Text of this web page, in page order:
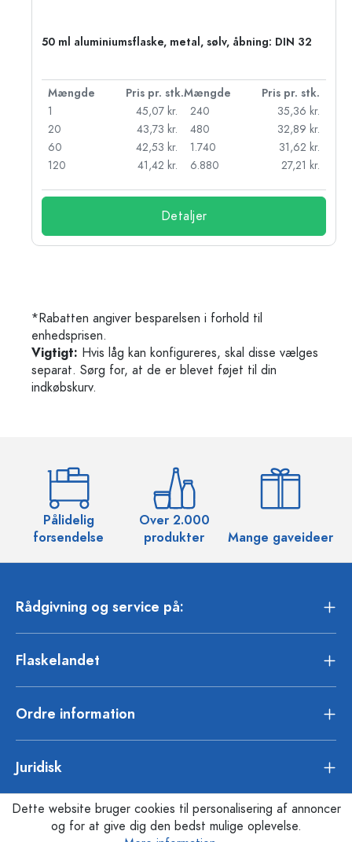
50 ml aluminiumsflaske, metal, sølv, åbning: DIN 32
Mængde Pris pr. stk.Mængde
Pris pr. stk.
1
45,07 kr.
20
43,73 kr.
60
42,53 kr.
120
41,42 kr.
240
35,36 kr.
480
32,89 kr.
1.740
31,62 kr.
6.880
27,21 kr.
Detaljer
*Rabatten angiver besparelsen i forhold til
enhedsprisen.
Vigtigt: Hvis låg kan konfigureres, skal disse vælges
separat. Sørg for, at de er blevet føjet til din
indkøbskurv.
Pålidelig
forsendelse
Over 2.000
produkter
Mange gaveideer
Rådgivning og service på:
Flaskelandet
Ordre information
Juridisk
Dette website bruger cookies til personalisering af annoncer
og for at give dig den bedst mulige oplevelse.